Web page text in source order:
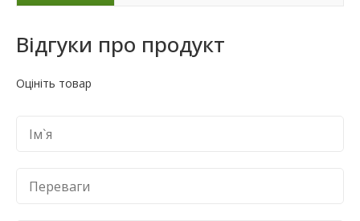
Відгуки про продукт
Оцініть товар